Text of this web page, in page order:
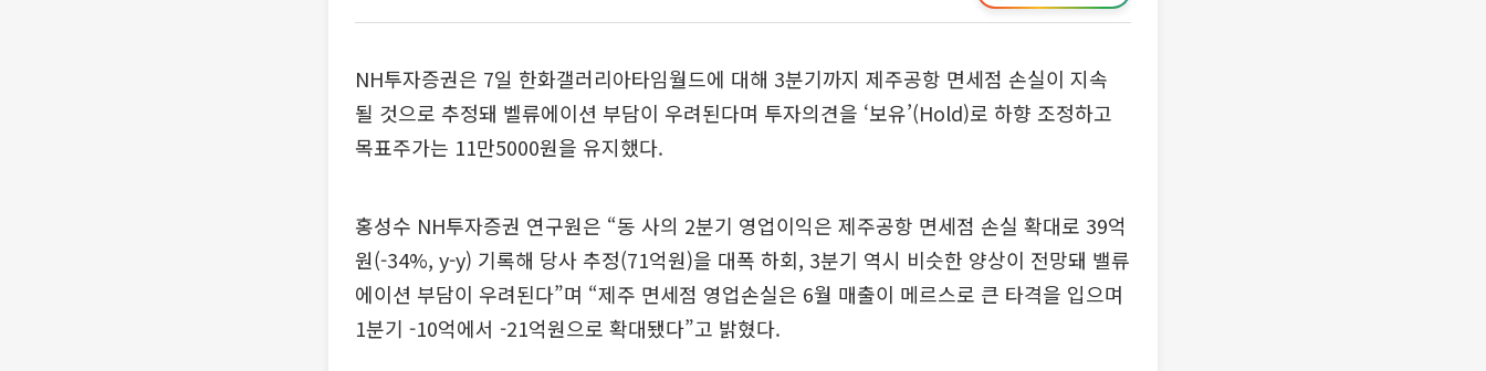
NH투자증권은 7일 한화갤러리아타임월드에 대해 3분기까지 제주공항 면세점 손실이 지속
될 것으로 추정돼 벨류에이션 부담이 우려된다며 투자의견을 ‘보유’(Hold)로 하향 조정하고
목표주가는 11만5000원을 유지했다.
홍성수 NH투자증권 연구원은 “동 사의 2분기 영업이익은 제주공항 면세점 손실 확대로 39억
원(-34%, y-y) 기록해 당사 추정(71억원)을 대폭 하회, 3분기 역시 비슷한 양상이 전망돼 밸류
에이션 부담이 우려된다”며 “제주 면세점 영업손실은 6월 매출이 메르스로 큰 타격을 입으며
1분기 -10억에서 -21억원으로 확대됐다”고 밝혔다.